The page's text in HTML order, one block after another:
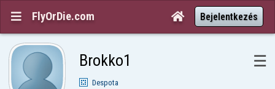
 FlyOrDie.com  Bejelentkezés
Brokko1 ☰
Despota